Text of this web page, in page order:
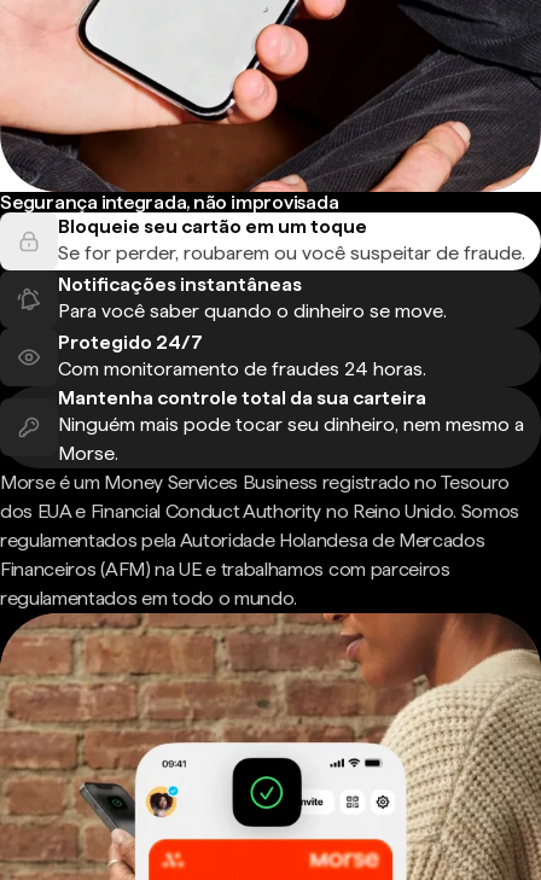
Segurança integrada, não improvisada
Bloqueie seu cartão em um toque
Se for perder, roubarem ou você suspeitar de fraude.
Notificações instantâneas
Para você saber quando o dinheiro se move.
Protegido 24/7
Com monitoramento de fraudes 24 horas.
Mantenha controle total da sua carteira
Ninguém mais pode tocar seu dinheiro, nem mesmo a
Morse.
Morse é um Money Services Business registrado no Tesouro
dos EUA e Financial Conduct Authority no Reino Unido. Somos
regulamentados pela Autoridade Holandesa de Mercados
Financeiros (AFM) na UE e trabalhamos com parceiros
regulamentados em todo o mundo.